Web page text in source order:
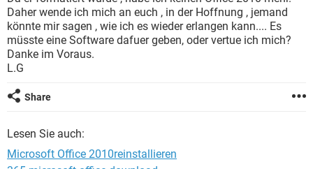
WHATSAPP TIKTOK
FACEBOOK HARDWARE
Daher wende ich mich an euch , in der Hoffnung , jemand
könnte mir sagen , wie ich es wieder erlangen kann.... Es
müsste eine Software dafuer geben, oder vertue ich mich?
Danke im Voraus.
L.G
Share
Lesen Sie auch:
Microsoft Office 2010reinstallieren